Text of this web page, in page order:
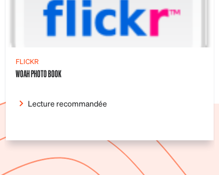
FLICKR
WOAH PHOTO BOOK
Lecture recommandée